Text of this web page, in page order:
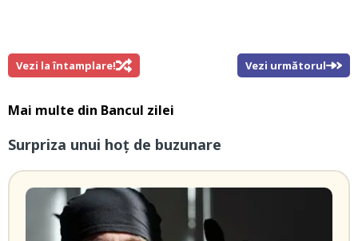
Vezi la întamplare! Vezi următorul
Mai multe din Bancul zilei
Surpriza unui hoţ de buzunare